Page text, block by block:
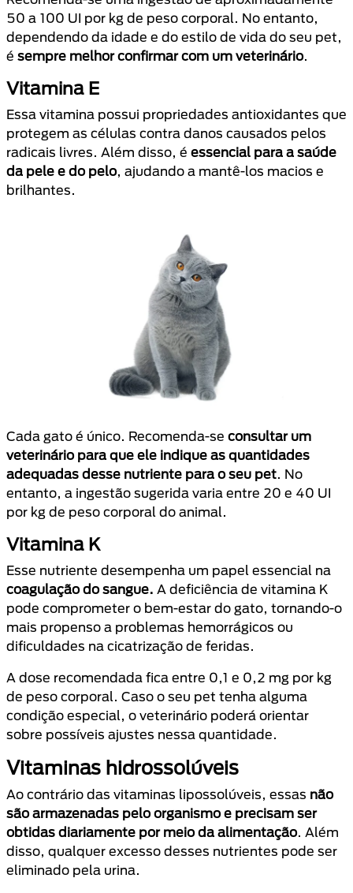
50 a 100 UI por kg de peso corporal. No entanto,
dependendo da idade e do estilo de vida do seu pet,
é sempre melhor confirmar com um veterinário.
Vitamina E
Essa vitamina possui propriedades antioxidantes que
protegem as células contra danos causados pelos
radicais livres. Além disso, é essencial para a saúde
da pele e do pelo, ajudando a mantê-los macios e
brilhantes.
Cada gato é único. Recomenda-se consultar um
veterinário para que ele indique as quantidades
adequadas desse nutriente para o seu pet. No
entanto, a ingestão sugerida varia entre 20 e 40 UI
por kg de peso corporal do animal.
Vitamina K
Esse nutriente desempenha um papel essencial na
coagulação do sangue. A deficiência de vitamina K
pode comprometer o bem-estar do gato, tornando-o
mais propenso a problemas hemorrágicos ou
dificuldades na cicatrização de feridas.
A dose recomendada fica entre 0,1 e 0,2 mg por kg
de peso corporal. Caso o seu pet tenha alguma
condição especial, o veterinário poderá orientar
sobre possíveis ajustes nessa quantidade.
Vitaminas hidrossolúveis
Ao contrário das vitaminas lipossolúveis, essas não
são armazenadas pelo organismo e precisam ser
obtidas diariamente por meio da alimentação. Além
disso, qualquer excesso desses nutrientes pode ser
eliminado pela urina.